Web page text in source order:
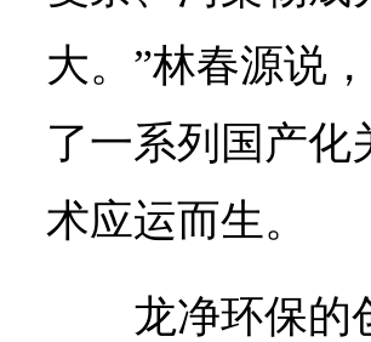
大。”林春源说
了一系列国产化
术应运而生。
龙净环保的